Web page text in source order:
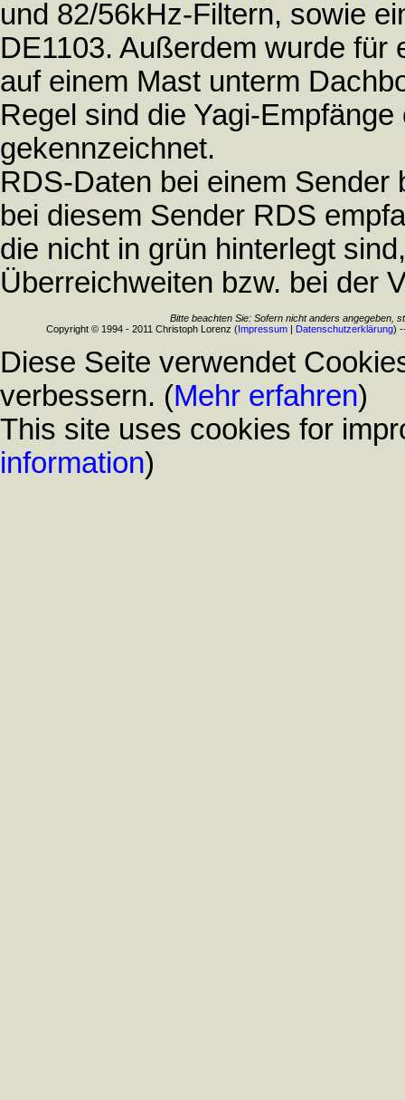
und 82/56kHz-Filtern, sowie
DE1103. Außerdem wurde für
auf einem Mast unterm
Regel sind die Yagi-
gekennzeichnet.
RDS-Daten bei einem
bei diesem Sender RDS
die nicht in grün hinterlegt
Überreichweiten bzw. bei der
Bitte beachten Sie: Sofern nicht anders angegeben,
Copyright © 1994 - 2011 Christoph Lorenz (Impressum | Datenschutzerklärung)
Diese Seite verwendet
verbessern. (Mehr erfahren)
This site uses cookies for
information)